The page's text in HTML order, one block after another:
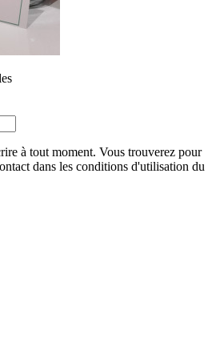
à tout moment. Vous trouverez pour
dans les conditions d'utilisation du